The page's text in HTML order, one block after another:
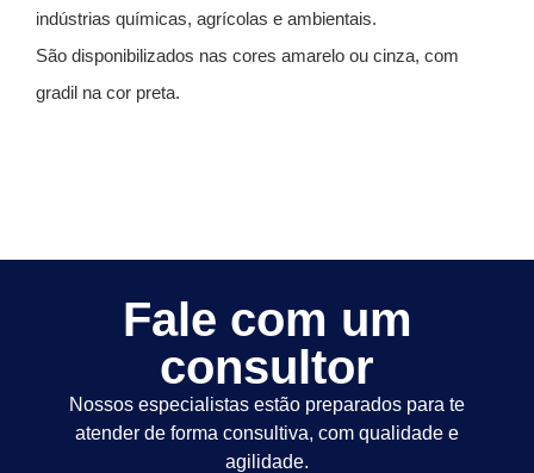
indústrias químicas, agrícolas e ambientais.
São disponibilizados nas cores amarelo ou cinza, com
gradil na cor preta.
Fale com um
consultor
Nossos especialistas estão preparados para te
atender de forma consultiva, com qualidade e
agilidade.